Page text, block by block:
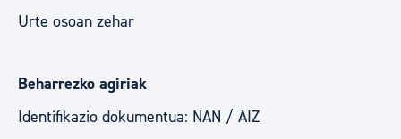
Urte osoan zehar
Beharrezko agiriak
Identifikazio dokumentua: NAN / AIZ